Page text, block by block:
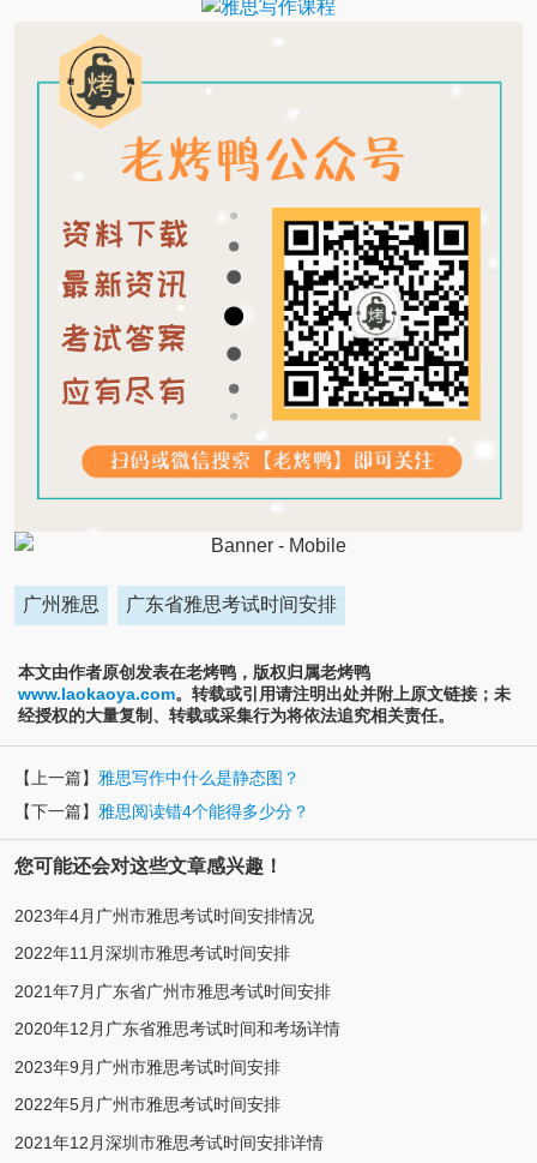
广州雅思 广东省雅思考试时间安排
本文由作者原创发表在老烤鸭，版权归属老烤鸭
www.laokaoya.com。转载或引用请注明出处并附上原文链接；未
经授权的大量复制、转载或采集行为将依法追究相关责任。
【上一篇】 雅思写作中什么是静态图？
【下一篇】 雅思阅读错4个能得多少分？
您可能还会对这些文章感兴趣！
2023年4月广州市雅思考试时间安排情况
2022年11月深圳市雅思考试时间安排
2021年7月广东省广州市雅思考试时间安排
2020年12月广东省雅思考试时间和考场详情
2023年9月广州市雅思考试时间安排
2022年5月广州市雅思考试时间安排
2021年12月深圳市雅思考试时间安排详情